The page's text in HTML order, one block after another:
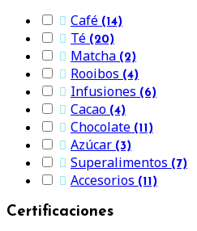
 Café (14)
 Té (20)
 Matcha (2)
 Rooibos (4)
 Infusiones (6)
 Cacao (4)
 Chocolate (11)
 Azúcar (3)
 Superalimentos (7)
 Accesorios (11)
Certificaciones